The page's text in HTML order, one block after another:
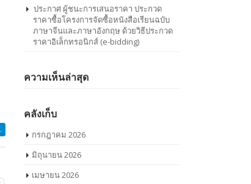
ประกาศ ผู้ชนะการเสนอราคา ประกวด
ราคาซื้อโครงการจัดซื้อหนังสือเรียนฉบับ
ภาษาจีนและภาษาอังกฤษ ด้วยวิธีประกวด
ราคาอิเล็กทรอนิกส์ (e-bidding)
ความเห็นล่าสุด
คลังเก็บ
กรกฎาคม 2026
มิถุนายน 2026
เมษายน 2026